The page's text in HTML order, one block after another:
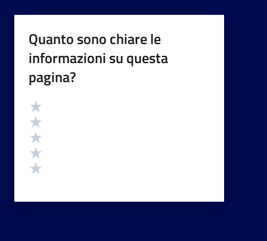
Quanto sono chiare le
informazioni su questa
pagina?
Valutazione